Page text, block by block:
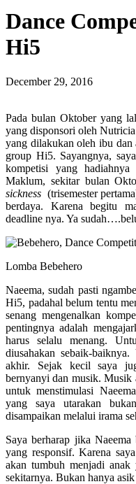
Dance
Hi5
December 29, 2016
Pada bulan Oktober yang
yang disponsori oleh
yang dilakukan oleh ibu
group Hi5. Sayangnya,
kompetisi yang
Maklum, sekitar bulan
sickness (trisemester
berdaya. Karena begitu
deadline nya. Ya
Lomba Bebehero
Naeema, sudah pasti
Hi5, padahal belum tentu
senang mengenalkan
pentingnya adalah
harus selalu menang.
diusahakan sebaik-
akhir. Sejak kecil saya
bernyanyi dan musik. Musik
untuk menstimulasi
yang saya utarakan
disampaikan melalui irama
Saya berharap jika
yang responsif. Karena
akan tumbuh menjadi anak
sekitarnya. Bukan hanya